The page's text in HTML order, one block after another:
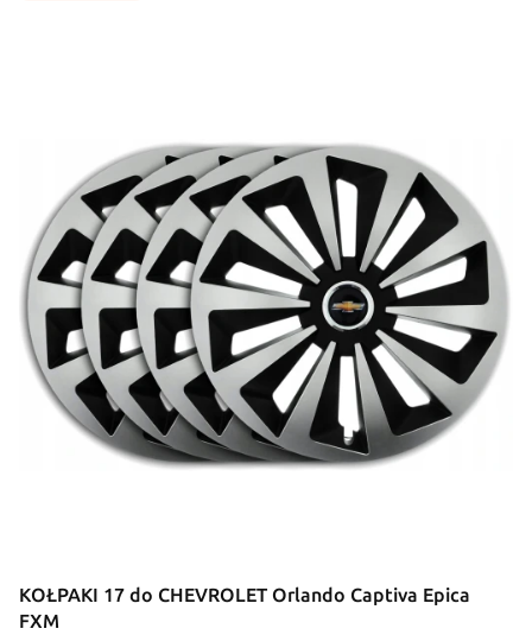
KOŁPAKI 17 do CHEVROLET Orlando Captiva Epica
FXM